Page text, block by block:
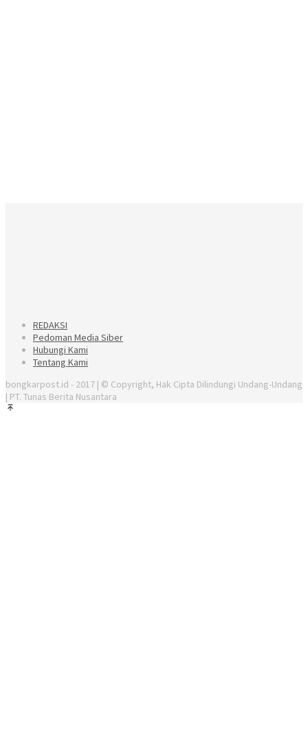
REDAKSI
Pedoman Media Siber
Hubungi Kami
Tentang Kami
bongkarpost.id - 2017 | © Copyright, Hak Cipta Dilindungi Undang-Undang
| PT. Tunas Berita Nusantara